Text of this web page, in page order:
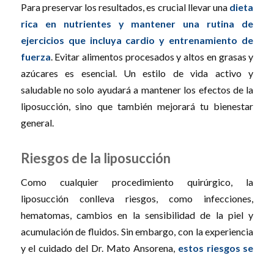
Para preservar los resultados, es crucial llevar una dieta
rica en nutrientes y mantener una rutina de
ejercicios que incluya cardio y entrenamiento de
fuerza . Evitar alimentos procesados y altos en grasas y
azúcares es esencial. Un estilo de vida activo y
saludable no solo ayudará a mantener los efectos de la
liposucción, sino que también mejorará tu bienestar
general.
Riesgos de la liposucción
Como cualquier procedimiento quirúrgico, la
liposucción conlleva riesgos, como infecciones,
hematomas, cambios en la sensibilidad de la piel y
acumulación de fluidos. Sin embargo, con la experiencia
y el cuidado del Dr. Mato Ansorena, estos riesgos se